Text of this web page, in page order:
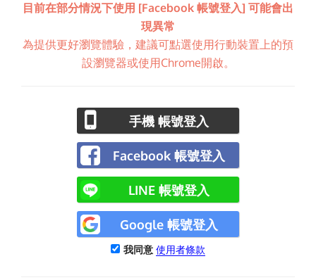
目前在部分情況下使用 [Facebook 帳號登入] 可能會出
現異常
為提供更好瀏覽體驗，建議可點選使用行動裝置上的預
設瀏覽器或使用Chrome開啟。
手機 帳號登入
Facebook 帳號登入
LINE 帳號登入
Google 帳號登入
我同意 使用者條款